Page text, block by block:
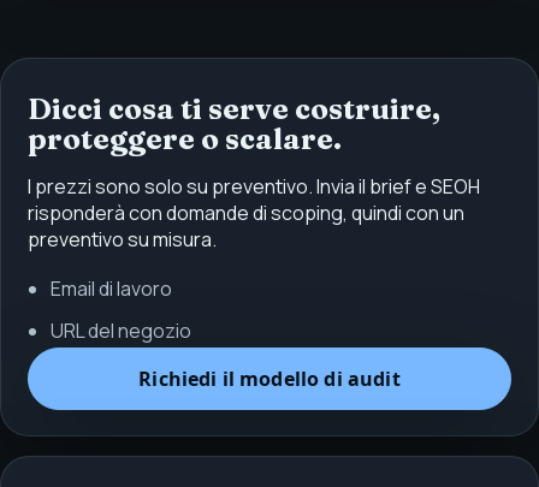
Dicci cosa ti serve costruire,
proteggere o scalare.
I prezzi sono solo su preventivo. Invia il brief e SEOH
risponderà con domande di scoping, quindi con un
preventivo su misura.
Email di lavoro
URL del negozio
Richiedi il modello di audit